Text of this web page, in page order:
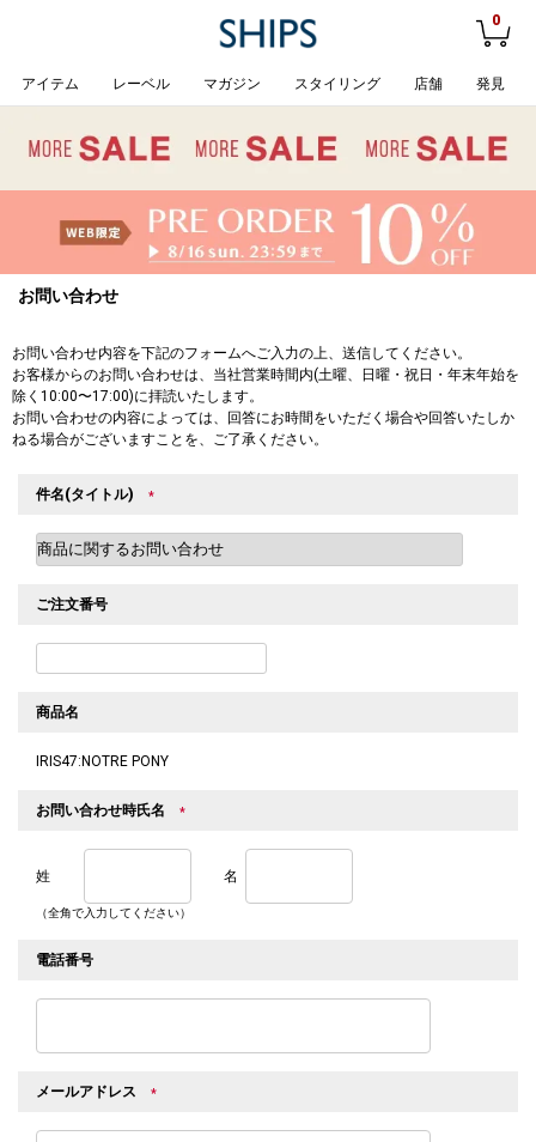
0
アイテム レーベル マガジン スタイリング 店舗 発見
お問い合わせ
お問い合わせ内容を下記のフォームへご入力の上、送信してください。
お客様からのお問い合わせは、当社営業時間内(土曜、日曜・祝日・年末年始を
除く10:00〜17:00)に拝読いたします。
お問い合わせの内容によっては、回答にお時間をいただく場合や回答いたしか
ねる場合がございますことを、ご了承ください。
件名(タイトル) *
ご注文番号
商品名
IRIS47:NOTRE PONY
お問い合わせ時氏名 *
姓 名
（全角で入力してください）
電話番号
メールアドレス *